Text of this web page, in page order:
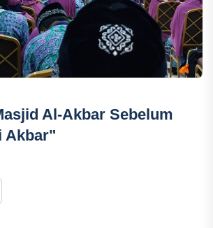
Al-Akbar Sebelum
Akbar"